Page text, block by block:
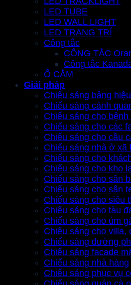
LED TUBE
LED WALL LIGHT
LED TRANG TRÍ
Công tắc
CÔNG TẮC
Công tắc
Ổ CẮM
Giải pháp
Chiếu sáng bảng
Chiếu sáng cảnh
Chiếu sáng cho bệnh
Chiếu sáng cho các
Chiếu sáng cho cầu
Chiếu sáng nhà ở xã
Chiếu sáng cho
Chiếu sáng cho kho
Chiếu sáng cho sân
Chiếu sáng cho sân
Chiếu sáng cho siêu
Chiếu sáng cho tàu
Chiếu sáng cho úm
Chiếu sáng cho villa,
Chiếu sáng đường
Chiếu sáng facade
Chiếu sáng nhà hàng
Chiếu sáng phục vụ